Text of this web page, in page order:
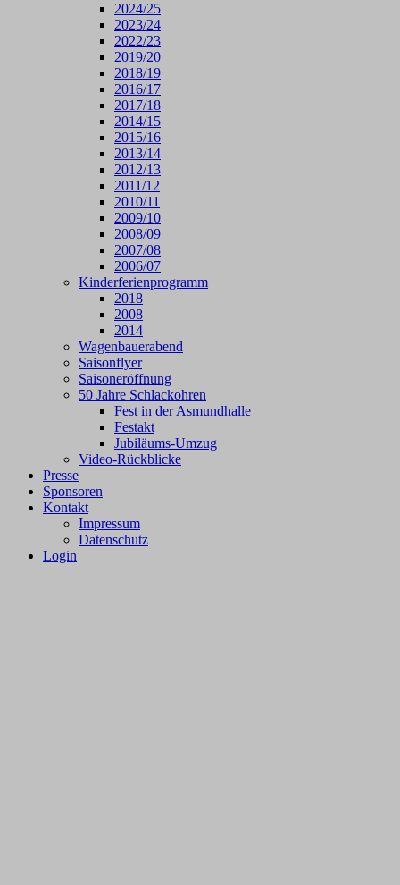
2024/25
2023/24
2022/23
2019/20
2018/19
2016/17
2017/18
2014/15
2015/16
2013/14
2012/13
2011/12
2010/11
2009/10
2008/09
2007/08
2006/07
Kinderferienprogramm
2018
2008
2014
Wagenbauerabend
Saisonflyer
Saisoneröffnung
50 Jahre Schlackohren
Fest in der Asmundhalle
Festakt
Jubiläums-Umzug
Video-Rückblicke
Presse
Sponsoren
Kontakt
Impressum
Datenschutz
Login